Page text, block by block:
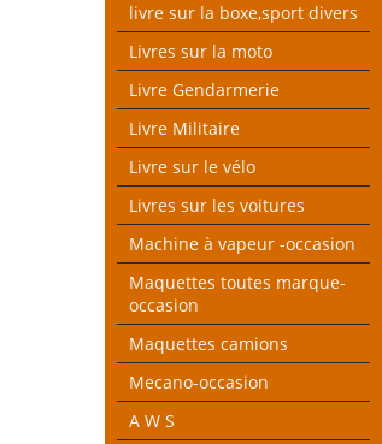
livre sur la boxe,sport divers
Livres sur la moto
Livre Gendarmerie
Livre Militaire
Livre sur le vélo
Livres sur les voitures
Machine à vapeur -occasion
Maquettes toutes marque-
occasion
Maquettes camions
Mecano-occasion
A W S